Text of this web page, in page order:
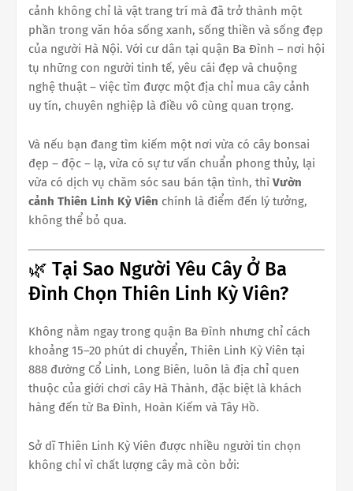
cảnh không chỉ là vật trang trí mà đã trở thành một
phần trong văn hóa sống xanh, sống thiền và sống đẹp
của người Hà Nội. Với cư dân tại quận Ba Đình – nơi hội
tụ những con người tinh tế, yêu cái đẹp và chuộng
nghệ thuật – việc tìm được một địa chỉ mua cây cảnh
uy tín, chuyên nghiệp là điều vô cùng quan trọng.
Và nếu bạn đang tìm kiếm một nơi vừa có cây bonsai
đẹp – độc – lạ, vừa có sự tư vấn chuẩn phong thủy, lại
vừa có dịch vụ chăm sóc sau bán tận tình, thì Vườn
cảnh Thiên Linh Kỳ Viên chính là điểm đến lý tưởng,
không thể bỏ qua.
🌿 Tại Sao Người Yêu Cây Ở Ba
Đình Chọn Thiên Linh Kỳ Viên?
Không nằm ngay trong quận Ba Đình nhưng chỉ cách
khoảng 15–20 phút di chuyển, Thiên Linh Kỳ Viên tại
888 đường Cổ Linh, Long Biên, luôn là địa chỉ quen
thuộc của giới chơi cây Hà Thành, đặc biệt là khách
hàng đến từ Ba Đình, Hoàn Kiếm và Tây Hồ.
Sở dĩ Thiên Linh Kỳ Viên được nhiều người tin chọn
không chỉ vì chất lượng cây mà còn bởi: